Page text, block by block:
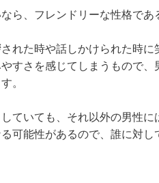
ら、フレンドリーな性格であ
れた時や話しかけられた時に
すさを感じてしまうもので、
。
ていても、それ以外の男性に
可能性があるので、誰に対